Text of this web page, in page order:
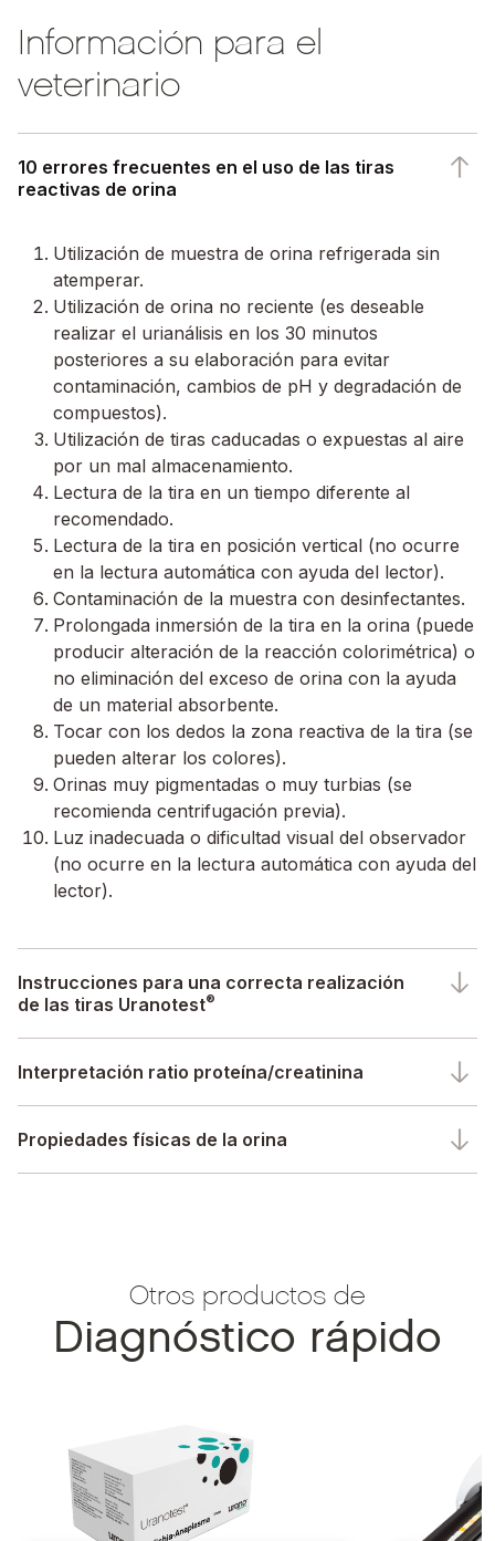
Información para el
veterinario
10 errores frecuentes en el uso de las tiras
reactivas de orina
Utilización de muestra de orina refrigerada sin
atemperar.
Utilización de orina no reciente (es deseable
realizar el urianálisis en los 30 minutos
posteriores a su elaboración para evitar
contaminación, cambios de pH y degradación de
compuestos).
Utilización de tiras caducadas o expuestas al aire
por un mal almacenamiento.
Lectura de la tira en un tiempo diferente al
recomendado.
Lectura de la tira en posición vertical (no ocurre
en la lectura automática con ayuda del lector).
Contaminación de la muestra con desinfectantes.
Prolongada inmersión de la tira en la orina (puede
producir alteración de la reacción colorimétrica) o
no eliminación del exceso de orina con la ayuda
de un material absorbente.
Tocar con los dedos la zona reactiva de la tira (se
pueden alterar los colores).
Orinas muy pigmentadas o muy turbias (se
recomienda centrifugación previa).
Luz inadecuada o dificultad visual del observador
(no ocurre en la lectura automática con ayuda del
lector).
Instrucciones para una correcta realización
de las tiras Uranotest®
Interpretación ratio proteína/creatinina
Propiedades físicas de la orina
Otros productos de
Diagnóstico rápido